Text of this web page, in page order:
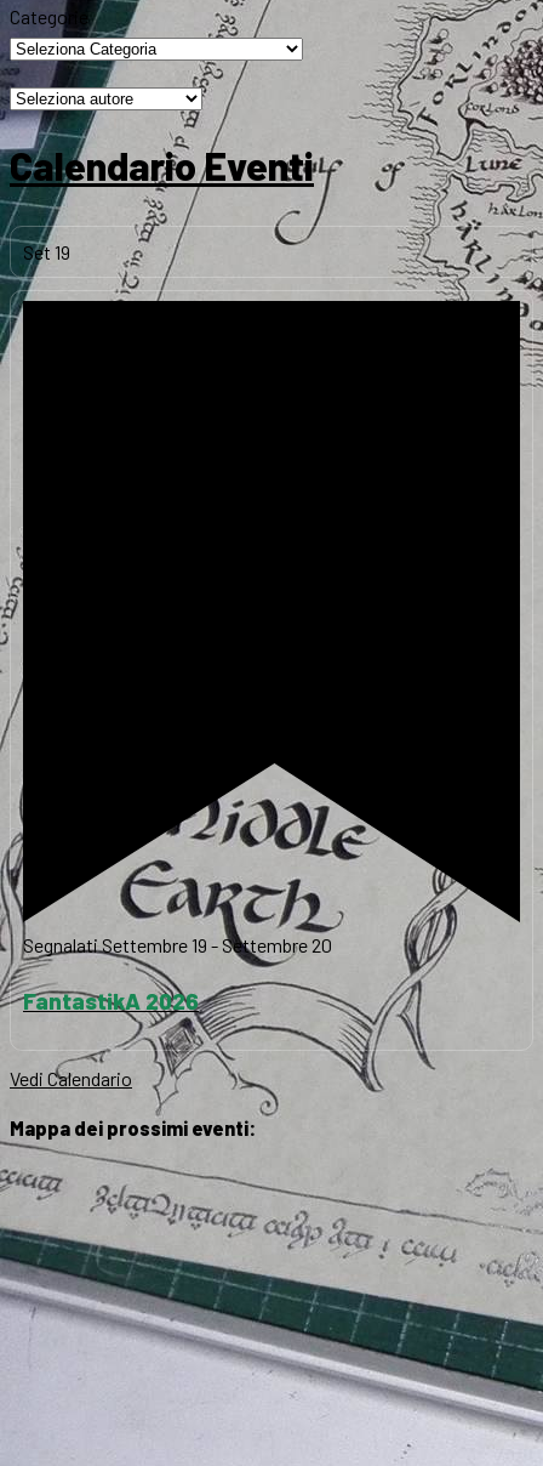
Categorie
Calendario Eventi
Set 19
SegnalatiSettembre 19 -Settembre 20
FantastikA 2026
Vedi Calendario
Mappa dei prossimi eventi: